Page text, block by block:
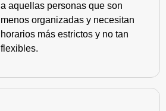
a aquellas personas que son
menos organizadas y necesitan
horarios más estrictos y no tan
flexibles.